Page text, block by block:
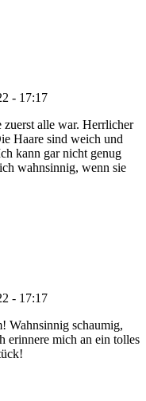
- 17:17
zuerst alle war. Herrlicher
Haare sind weich und
kann gar nicht genug
wahnsinnig, wenn sie
- 17:17
Wahnsinnig schaumig,
erinnere mich an ein tolles